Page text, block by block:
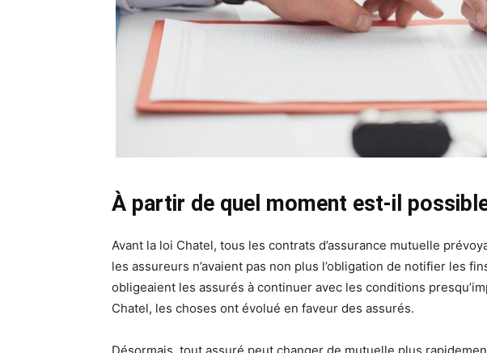
À partir de quel moment est-il
Avant la loi Chatel, tous les contrats d’assurance mutuelle
les assureurs n’avaient pas non plus l’obligation de notifier les
obligeaient les assurés à continuer avec les conditions
Chatel, les choses ont évolué en faveur des assurés.